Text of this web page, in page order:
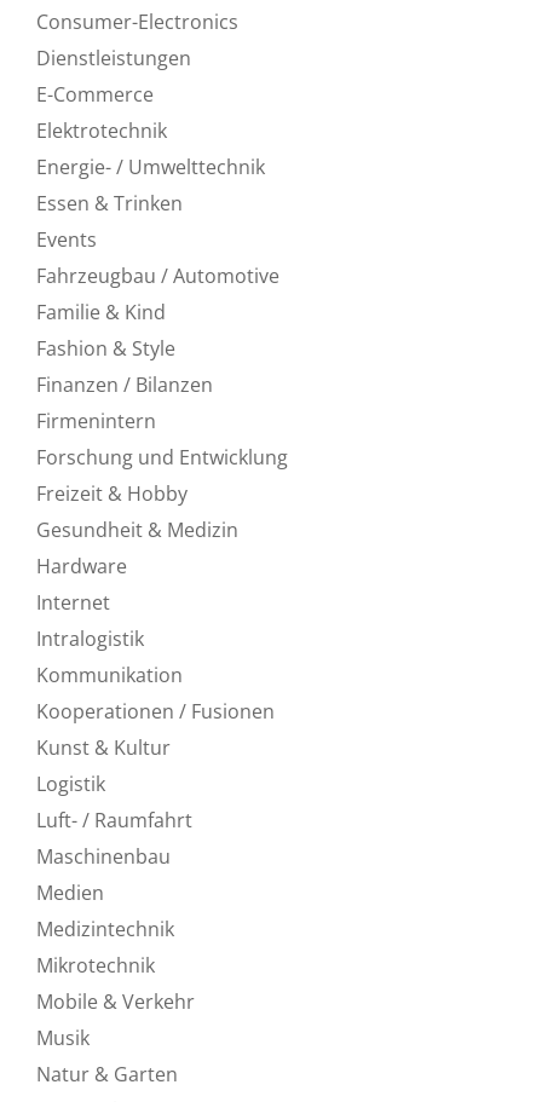
Consumer-Electronics
Dienstleistungen
E-Commerce
Elektrotechnik
Energie- / Umwelttechnik
Essen & Trinken
Events
Fahrzeugbau / Automotive
Familie & Kind
Fashion & Style
Finanzen / Bilanzen
Firmenintern
Forschung und Entwicklung
Freizeit & Hobby
Gesundheit & Medizin
Hardware
Internet
Intralogistik
Kommunikation
Kooperationen / Fusionen
Kunst & Kultur
Logistik
Luft- / Raumfahrt
Maschinenbau
Medien
Medizintechnik
Mikrotechnik
Mobile & Verkehr
Musik
Natur & Garten